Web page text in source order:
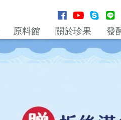
原料館 關於珍果 發